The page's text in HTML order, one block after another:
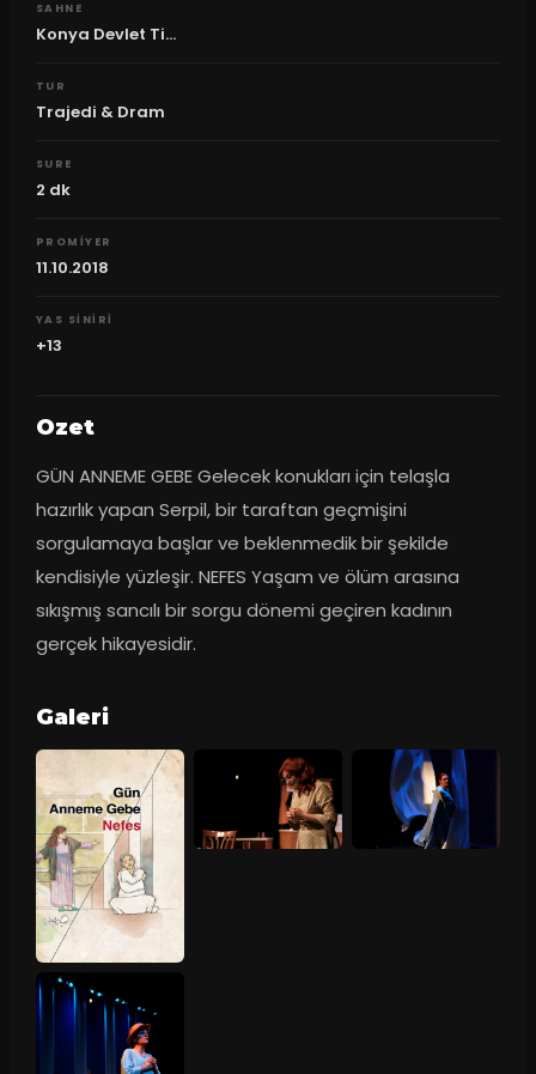
SAHNE
Konya Devlet Ti...
TUR
Trajedi & Dram
SURE
2 dk
PROMIYER
11.10.2018
YAS SINIRI
+13
Ozet
GÜN ANNEME GEBE Gelecek konukları için telaşla
hazırlık yapan Serpil, bir taraftan geçmişini
sorgulamaya başlar ve beklenmedik bir şekilde
kendisiyle yüzleşir. NEFES Yaşam ve ölüm arasına
sıkışmış sancılı bir sorgu dönemi geçiren kadının
gerçek hikayesidir.
Galeri